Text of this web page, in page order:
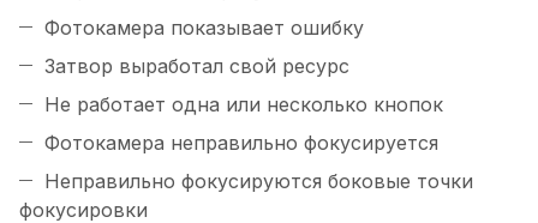
Фотокамера показывает ошибку
Затвор выработал свой ресурс
Не работает одна или несколько кнопок
Фотокамера неправильно фокусируется
Неправильно фокусируются боковые точки
фокусировки